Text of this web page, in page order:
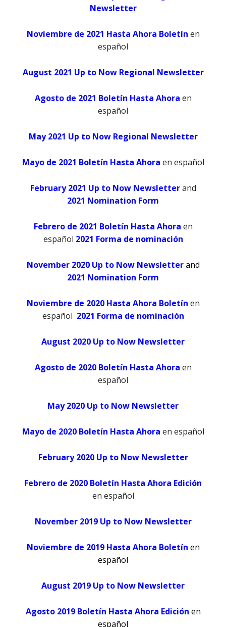
Newsletter
Noviembre de 2021 Hasta Ahora Boletín en
español
August 2021 Up to Now Regional Newsletter
Agosto de 2021 Boletín Hasta Ahora en
español
May 2021 Up to Now Regional Newsletter
Mayo de 2021 Boletín Hasta Ahora en español
February 2021 Up to Now Newsletterand
2021 Nomination Form
Febrero de 2021 Boletín Hasta Ahora en
español 2021 Forma de nominación
November 2020 Up to Now Newsletterand
2021 Nomination Form
Noviembre de 2020 Hasta Ahora Boletín en
español 2021 Forma de nominación
August 2020 Up to Now Newsletter
Agosto de 2020 Boletín Hasta Ahora en
español
May 2020 Up to Now Newsletter
Mayo de 2020 Boletín Hasta Ahora en español
February 2020 Up to Now Newsletter
Febrero de 2020 Boletín Hasta Ahora Edición
en español
November 2019 Up to Now Newsletter
Noviembre de 2019 Hasta Ahora Boletín en
español
August 2019 Up to Now Newsletter
Agosto 2019 Boletín Hasta Ahora Edición en
español